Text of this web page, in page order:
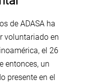
de ADASA ha
voluntariado en
el 26
entonces, un
presente en el